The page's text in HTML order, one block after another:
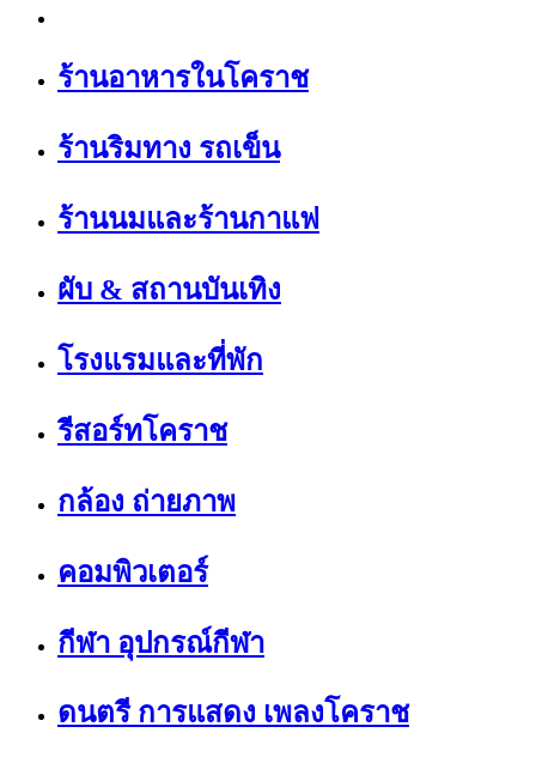
ร้านอาหารในโคราช
ร้านริมทาง รถเข็น
ร้านนมและร้านกาแฟ
ผับ & สถานบันเทิง
โรงแรมและที่พัก
รีสอร์ทโคราช
กล้อง ถ่ายภาพ
คอมพิวเตอร์
กีฬา อุปกรณ์กีฬา
ดนตรี การแสดง เพลงโคราช